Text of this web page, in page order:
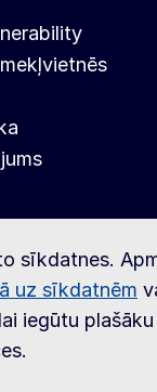
sīkdatnes.
uz sīkdatnēm
iegūtu